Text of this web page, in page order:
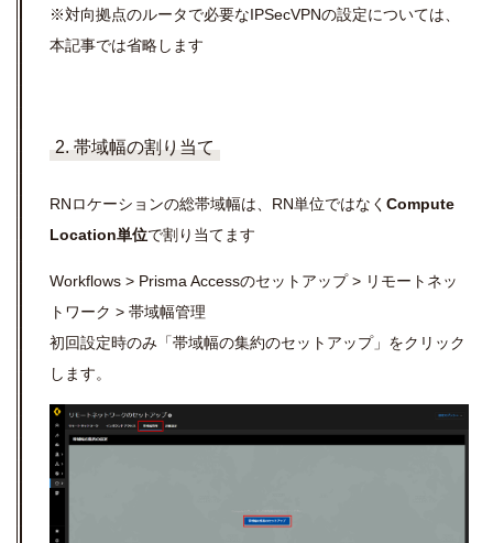
※対向拠点のルータで必要なIPSecVPNの設定については、
本記事では省略します
2. 帯域幅の割り当て
RNロケーションの総帯域幅は、 RN単位ではなく Compute
Location単位で割り当てます
Workflows > Prisma Accessのセットアップ> リモートネッ
トワーク > 帯域幅管理
初回設定時のみ「帯域幅の集約のセットアップ」をクリック
します。